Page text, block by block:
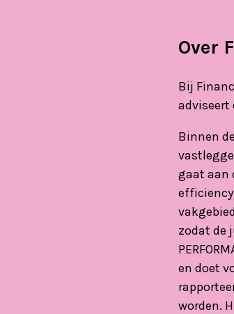
Over
Bij
adviseert
Binnen
gaat aan
efficiency
zodat de
en doet
worden.